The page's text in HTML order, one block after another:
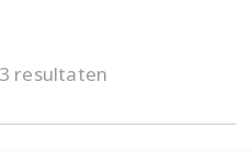
resultaten